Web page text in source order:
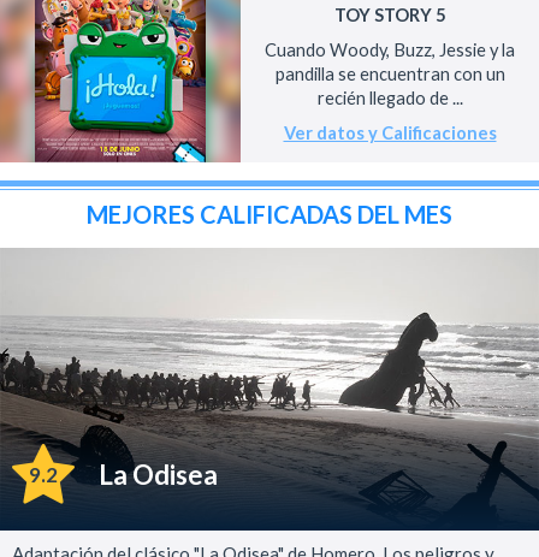
TOY STORY 5
Cuando Woody, Buzz, Jessie y la
pandilla se encuentran con un
recién llegado de ...
Ver datos y Calificaciones
MEJORES CALIFICADAS DEL MES
9.2 La Odisea